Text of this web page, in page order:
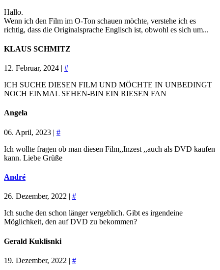
Hallo.
Wenn ich den Film im O-Ton schauen möchte, verstehe ich es
richtig, dass die Originalsprache Englisch ist, obwohl es sich um...
KLAUS SCHMITZ
12. Februar, 2024 | #
ICH SUCHE DIESEN FILM UND MÖCHTE IN UNBEDINGT
NOCH EINMAL SEHEN-BIN EIN RIESEN FAN
Angela
06. April, 2023 | #
Ich wollte fragen ob man diesen Film,,Inzest ,,auch als DVD kaufen
kann. Liebe Grüße
André
26. Dezember, 2022 | #
Ich suche den schon länger vergeblich. Gibt es irgendeine
Möglichkeit, den auf DVD zu bekommen?
Gerald Kuklisnki
19. Dezember, 2022 | #